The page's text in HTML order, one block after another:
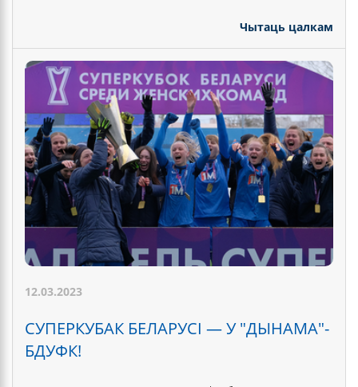
Чытаць цалкам
12.03.2023
СУПЕРКУБАК БЕЛАРУСІ — У "ДЫНАМА"-
БДУФК!